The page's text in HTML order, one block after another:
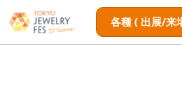
キ
ッ
各種 ( 出展/来